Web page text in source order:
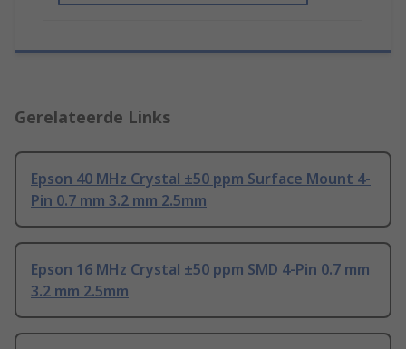
Gerelateerde Links
Epson 40 MHz Crystal ±50 ppm Surface Mount 4-
Pin 0.7 mm 3.2 mm 2.5mm
Epson 16 MHz Crystal ±50 ppm SMD 4-Pin 0.7 mm
3.2 mm 2.5mm